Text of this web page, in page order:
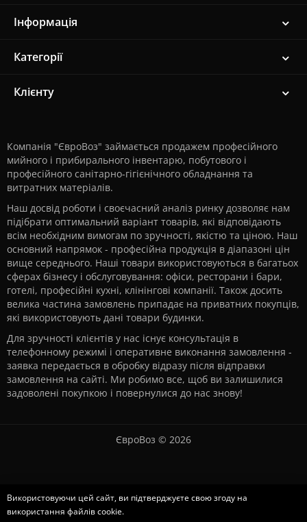
Інформація
Категорії
Клієнту
Компанія "ЄвроВоз" займається продажем професійного
мийного і прибирального інвентарю, побутового і
професійного санітарно-гігієнічного обладнання та
витратних матеріалів.
Наш досвід роботи і своєчасний аналіз ринку дозволяє нам
підібрати оптимальний варіант товарів, які відповідають
всім необхідним вимогам по зручності, якістю та ціною. Наш
основний напрямок - професійна продукція в діапазоні цін
вище середнього. Наші товари використовуються в багатьох
сферах бізнесу і обслуговування: офіси, ресторани і бари,
готелі, професійні кухні, клінінгові компанії. Також досить
велика частина замовлень припадає на приватних покупців,
які використовують дані товари будинки.
Для зручності клієнтів у нас існує консультація в
телефонному режимі і оперативне виконання замовлення -
заявка передається в обробку відразу після відправки
замовлення на сайті. Ми робимо все, щоб ви залишилися
задоволені покупкою і повернулися до нас знову!
ЄвроВоз © 2026
Використовуючи цей сайт, ви підтверджуєте свою згоду на
використання файлів cookie.